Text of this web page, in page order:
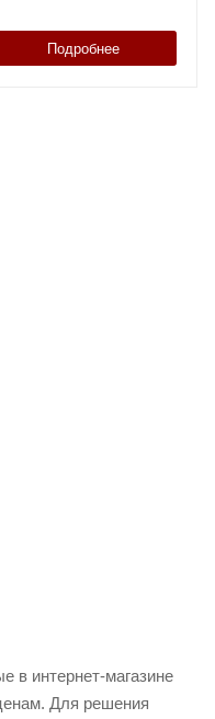
Подробнее
в интернет-магазине
Для решения